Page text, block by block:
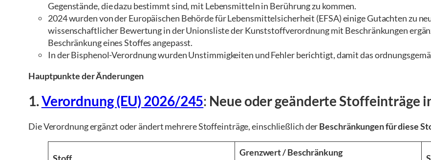
Gegenstände, die dazu bestimmt sind, mit Lebensmitteln in Berührung zu kommen.
2024 wurden von der Europäischen Behörde für Lebensmittelsicherheit (EFSA) einige Gutachten zu
wissenschaftlicher Bewertung in der Unionsliste der Kunststoffverordnung mit Beschränkungen
Beschränkung eines Stoffes angepasst.
In der Bisphenol-Verordnung wurden Unstimmigkeiten und Fehler berichtigt, damit das
Hauptpunkte der Änderungen
1.Verordnung (EU) 2026/245: Neue oder geänderte Stoffeinträge
Die Verordnung ergänzt oder ändert mehrere Stoffeinträge, einschließlich derBeschränkungen für diese
Stoff
Grenzwert / Beschränkung